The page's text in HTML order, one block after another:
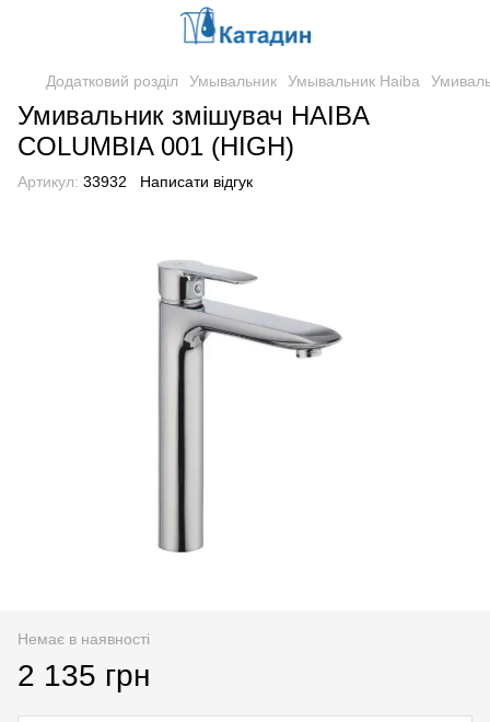
Додатковий розділ Умывальник Умывальник Haiba
Умивальник змішувач HAIBA
COLUMBIA 001 (HIGH)
Артикул: 33932 Написати відгук
Немає в наявності
2 135 грн